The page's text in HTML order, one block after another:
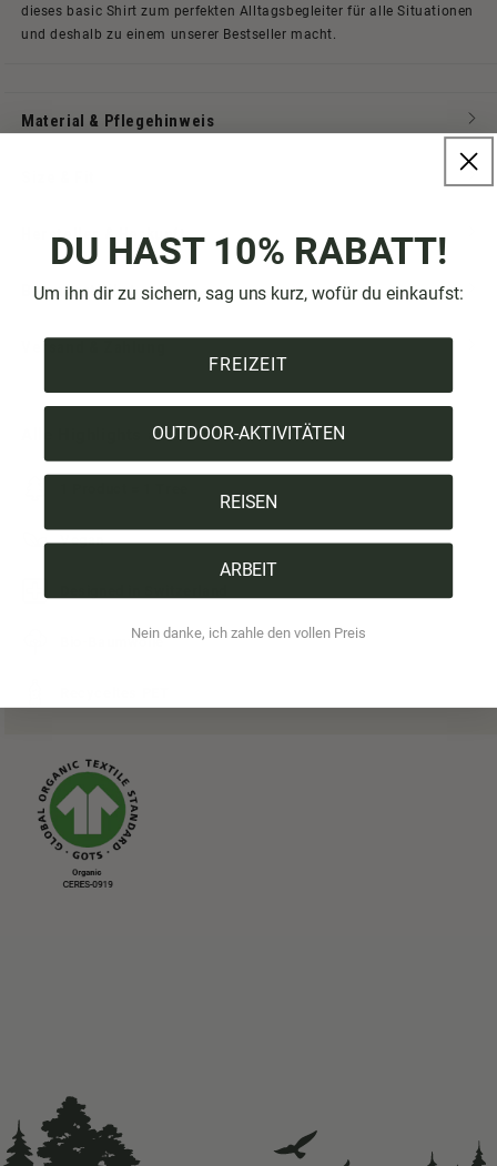
dieses basic Shirt zum perfekten Alltagsbegleiter für alle Situationen
und deshalb zu einem unserer Bestseller macht.
Material & Pflegehinweis
Hersteller & Herkunft
Baumzertifikat
Alle Highlights auf einen Blick:
Vegan
Bio-Baumwolle
DU HAST 10% RABATT!
Um ihn dir zu sichern, sag uns kurz, wofür du einkaufst:
FREIZEIT
OUTDOOR-AKTIVITÄTEN
REISEN
ARBEIT
Nein danke, ich zahle den vollen Preis